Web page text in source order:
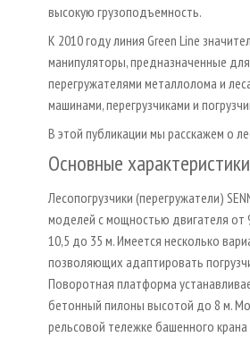
высокую грузоподъемность.
К 2010 году линия Green Line
манипуляторы, предназначенные
перегружателями металлолома и
машинами, перегрузчиками и
В этой публикации мы расскажем о
Основные
Лесопогрузчики (перегружатели)
моделей с мощностью двигателя от
10,5 до 35 м. Имеется несколько
позволяющих адаптировать
Поворотная платформа
бетонный пилоны высотой до 8 м.
рельсовой тележке башенного